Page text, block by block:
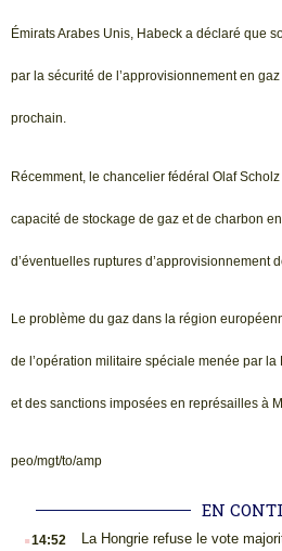
Émirats Arabes Unis, Habeck a déclaré que
par la sécurité de l’approvisionnement en
prochain.
Récemment, le chancelier fédéral Olaf
capacité de stockage de gaz et de charbon
d’éventuelles ruptures d’approvisionnement
Le problème du gaz dans la région
de l’opération militaire spéciale menée par
et des sanctions imposées en représailles à
peo/mgt/to/amp
EN
.14:52 La Hongrie refuse le vote